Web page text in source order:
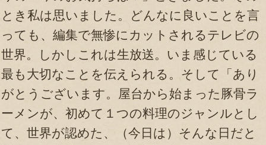
とき私は思いました。どんなに良いことを言
っても、編集で無惨にカットされるテレビの
世界。しかしこれは生放送。いま感じている
最も大切なことを伝えられる。そして「あり
がとうございます。屋台から始まった豚骨ラ
ーメンが、初めて１つの料理のジャンルとし
て、世界が認めた、（今日は）そんな日だと